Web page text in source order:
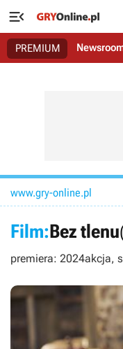

PREMIUM
www.gry-online.pl
Film:Bez tlenu
premiera: 2024akcja,